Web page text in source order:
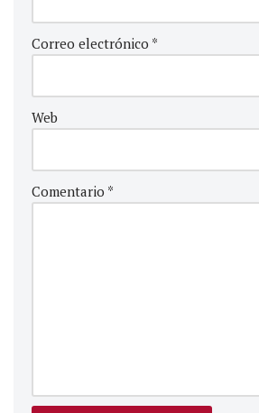
Correo electrónico *
Web
Comentario *